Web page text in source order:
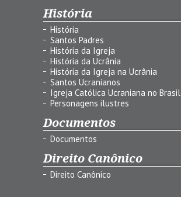
História
História
Santos Padres
História da Igreja
História da Ucrânia
História da Igreja na Ucrânia
Santos Ucranianos
Igreja Católica Ucraniana no Brasil
Personagens ilustres
Documentos
Documentos
Direito Canônico
Direito Canônico